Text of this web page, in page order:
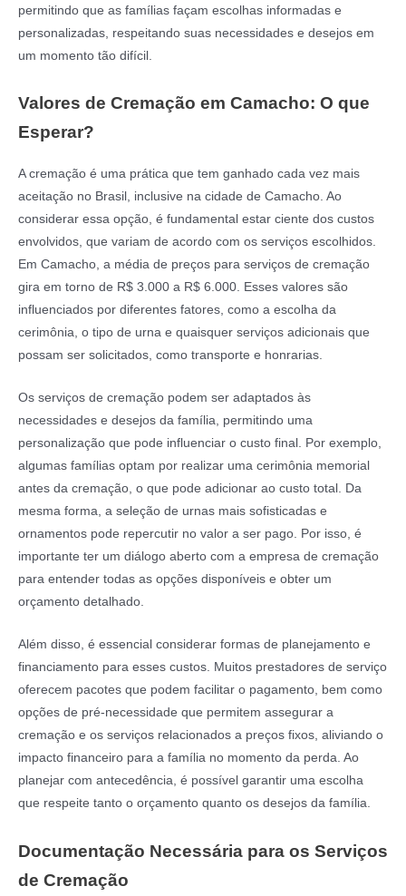
permitindo que as famílias façam escolhas informadas e
personalizadas, respeitando suas necessidades e desejos em
um momento tão difícil.
Valores de Cremação em Camacho: O que
Esperar?
A cremação é uma prática que tem ganhado cada vez mais
aceitação no Brasil, inclusive na cidade de Camacho. Ao
considerar essa opção, é fundamental estar ciente dos custos
envolvidos, que variam de acordo com os serviços escolhidos.
Em Camacho, a média de preços para serviços de cremação
gira em torno de R$ 3.000 a R$ 6.000. Esses valores são
influenciados por diferentes fatores, como a escolha da
cerimônia, o tipo de urna e quaisquer serviços adicionais que
possam ser solicitados, como transporte e honrarias.
Os serviços de cremação podem ser adaptados às
necessidades e desejos da família, permitindo uma
personalização que pode influenciar o custo final. Por exemplo,
algumas famílias optam por realizar uma cerimônia memorial
antes da cremação, o que pode adicionar ao custo total. Da
mesma forma, a seleção de urnas mais sofisticadas e
ornamentos pode repercutir no valor a ser pago. Por isso, é
importante ter um diálogo aberto com a empresa de cremação
para entender todas as opções disponíveis e obter um
orçamento detalhado.
Além disso, é essencial considerar formas de planejamento e
financiamento para esses custos. Muitos prestadores de serviço
oferecem pacotes que podem facilitar o pagamento, bem como
opções de pré-necessidade que permitem assegurar a
cremação e os serviços relacionados a preços fixos, aliviando o
impacto financeiro para a família no momento da perda. Ao
planejar com antecedência, é possível garantir uma escolha
que respeite tanto o orçamento quanto os desejos da família.
Documentação Necessária para os Serviços
de Cremação